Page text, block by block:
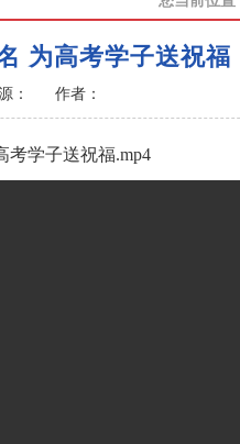
为高考学子送祝福
： 作者：
考学子送祝福.mp4